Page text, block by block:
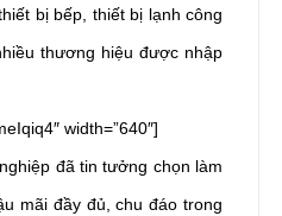
bị bếp, thiết bị lạnh công
thương hiệu được nhập
width=”640″]
đã tin tưởng chọn làm
mãi đầy đủ, chu đáo trong